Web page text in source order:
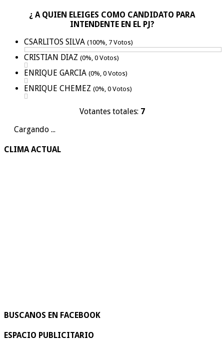
¿ A QUIEN ELEIGES COMO CANDIDATO PARA
INTENDENTE EN EL PJ?
CSARLITOS SILVA (100%, 7 Votos)
CRISTIAN DIAZ (0%, 0 Votos)
ENRIQUE GARCIA (0%, 0 Votos)
ENRIQUE CHEMEZ (0%, 0 Votos)
Votantes totales: 7
Cargando ...
CLIMA ACTUAL
BUSCANOS EN FACEBOOK
ESPACIO PUBLICITARIO